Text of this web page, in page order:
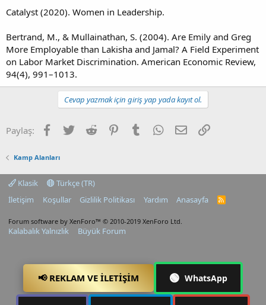
Catalyst (2020). Women in Leadership.
Bertrand, M., & Mullainathan, S. (2004). Are Emily and Greg
More Employable than Lakisha and Jamal? A Field Experiment
on Labor Market Discrimination. American Economic Review,
94(4), 991–1013.
Cevap yazmak için giriş yap yada kayıt ol.
Paylaş: Facebook
TwitterReddit PinterestTumblrWhatsApp
E-postaLink
Kamp Alanları
Klasik
Türkçe (TR)
İletişim
Koşullar Gizlilik Politikası Yardım Anasayfa
R
Forum software by XenForo™ © 2010-2019 XenForo Ltd.
Kalabalık Yalnızlık Büyük Forum
📢 REKLAM VE İLETIŞIM 🟢 WhatsApp